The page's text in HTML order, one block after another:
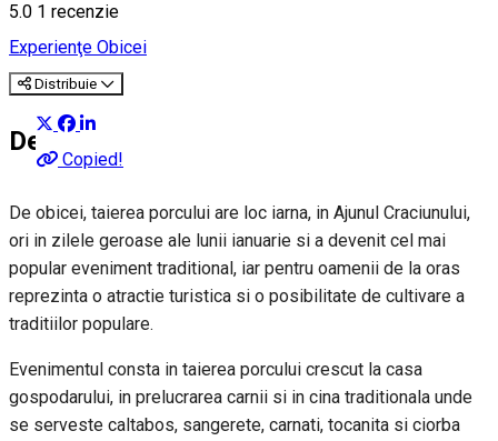
5.0 1 recenzie
Experienţe Obicei
Distribuie
Copied!
Despre
De obicei, taierea porcului are loc iarna, in Ajunul Craciunului,
ori in zilele geroase ale lunii ianuarie si a devenit cel mai
popular eveniment traditional, iar pentru oamenii de la oras
reprezinta o atractie turistica si o posibilitate de cultivare a
traditiilor populare.
Evenimentul consta in taierea porcului crescut la casa
gospodarului, in prelucrarea carnii si in cina traditionala unde
se serveste caltabos, sangerete, carnati, tocanita si ciorba